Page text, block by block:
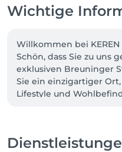
Wichtige
Willkommen bei KEREN
Schön, dass Sie zu uns
exklusiven Breuninger
Sie ein einzigartiger
Lifestyle und
erscheinen, um Ihre